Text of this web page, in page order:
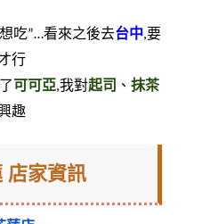
吃”…看來之後去台中,要
行
可可亞,我對起司 、 抹茶
趣
店家資訊